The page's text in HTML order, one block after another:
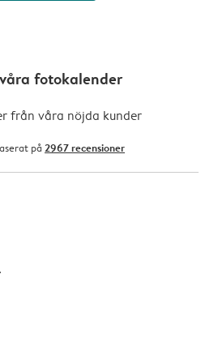
fotokalender
från våra nöjda kunder
på 2967 recensioner